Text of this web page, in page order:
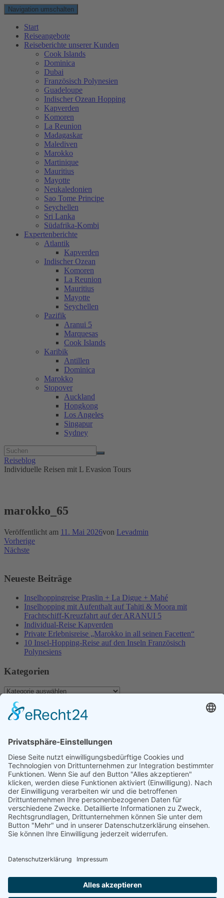
Navigation umschalten
Start
Reiseangebote
Reiseberichte unserer Kunden
Cook Islands
Dominica
Dubai
Französisch Polynesien
Guadeloupe
Indischer Ozean Hopping
Kapverden
Komoren
La Reunion
Madagaskar
Malediven
Marokko
Martinique
Mauritius
Mayotte
Neukaledonien
Sao Tome Principe
Seychellen
Sri Lanka
Südafrika-Kombi
Expertenberichte
Atlantik
Kapverden
Indischer Ozean
Komoren
La Reunion
Mauritius
Mayotte
Seychellen
Pazifik
Aranui 5
Marquesas
Cook Islands
Karibik
Antillen
Dominica
Marokko
Stopover
Auckland
Hongkong
Los Angeles
Singapur
Sydney
Reiseblog
Individuelle Reisen mit L Evasion Tours
marokko_65
Veröffentlicht am 11. Mai 2026von Levadmin
Vorherige
Nächste
Neueste Beiträge
Inselhoppingreise Praslin + La Digue + Mahé
Inselhopping mit Aufenthalt auf Tahiti & Moora mit
Frachtschiff-Kreuzfahrt auf der ARANUI 5
Individual-Reise Kapverden
Private Erlebnisreise „Marokko in all seinen Facetten“
10 Insel-Hopping-Reise auf den Inseln Französisch
Polynesiens
Kategorien
Kategorien
Archiv
Schlagwörter
Antillen Aranui Aranui 5 Bird Island Dominica Dubai Evasion Fakarava
Guadeloupe Hochzeit Indischer Ozean Individualreise
Inselhüpfen Kapverden Karibik Katamaran Katamaran Kreuzfahrt
Kreuzfahrt La Digue La Reunion Madagaskar Malediven Marokko
Marquesas Martinique Maupiti Mauritius Mayotte Neukaledonien
Polynesien Praslin Reisen Rundreise Rurutu Sahara Sao Tome
Wanderung
Facebook Twitter Youtube